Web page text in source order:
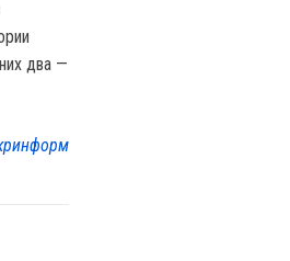
два —